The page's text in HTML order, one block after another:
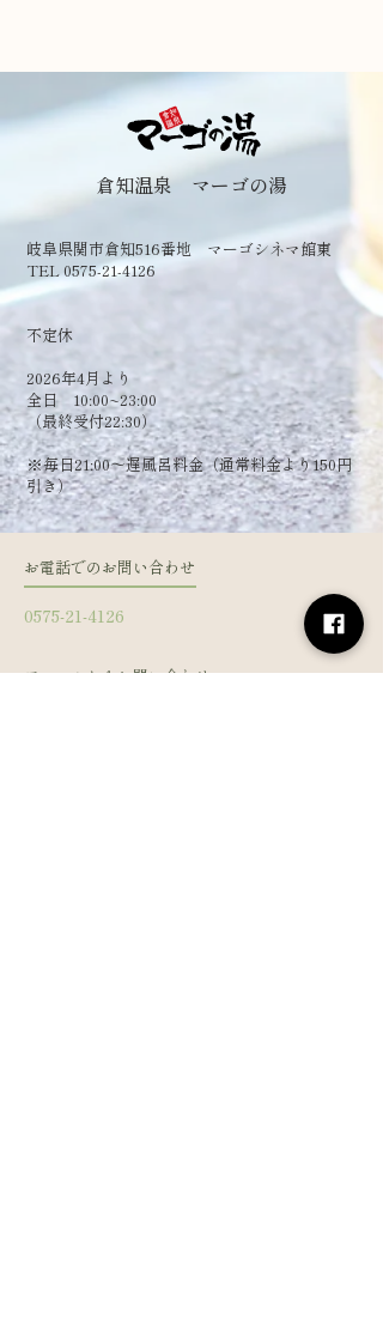
倉知温泉 マーゴの湯
岐阜県関市倉知516番地 マーゴシネマ館東
TEL 0575-21-4126
​不定休
2026年4月より
全日 10:00~23:00
（最終受付22:30）
​※毎日21:00～遅風呂料金（通常料金より150円
引き）
お電話でのお問い合わせ
0575-21-4126
フォームからお問い合わせ